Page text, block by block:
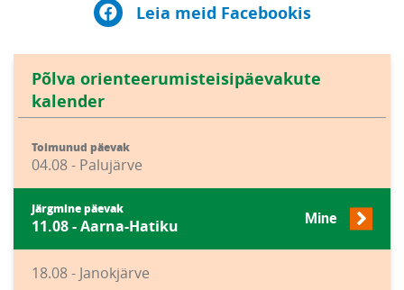
Leia meid Facebookis
Põlva orienteerumisteisipäevakute
kalender
Toimunud päevak
04.08 - Palujärve
Järgmine päevak
11.08 - Aarna-Hatiku Mine
18.08 - Janokjärve